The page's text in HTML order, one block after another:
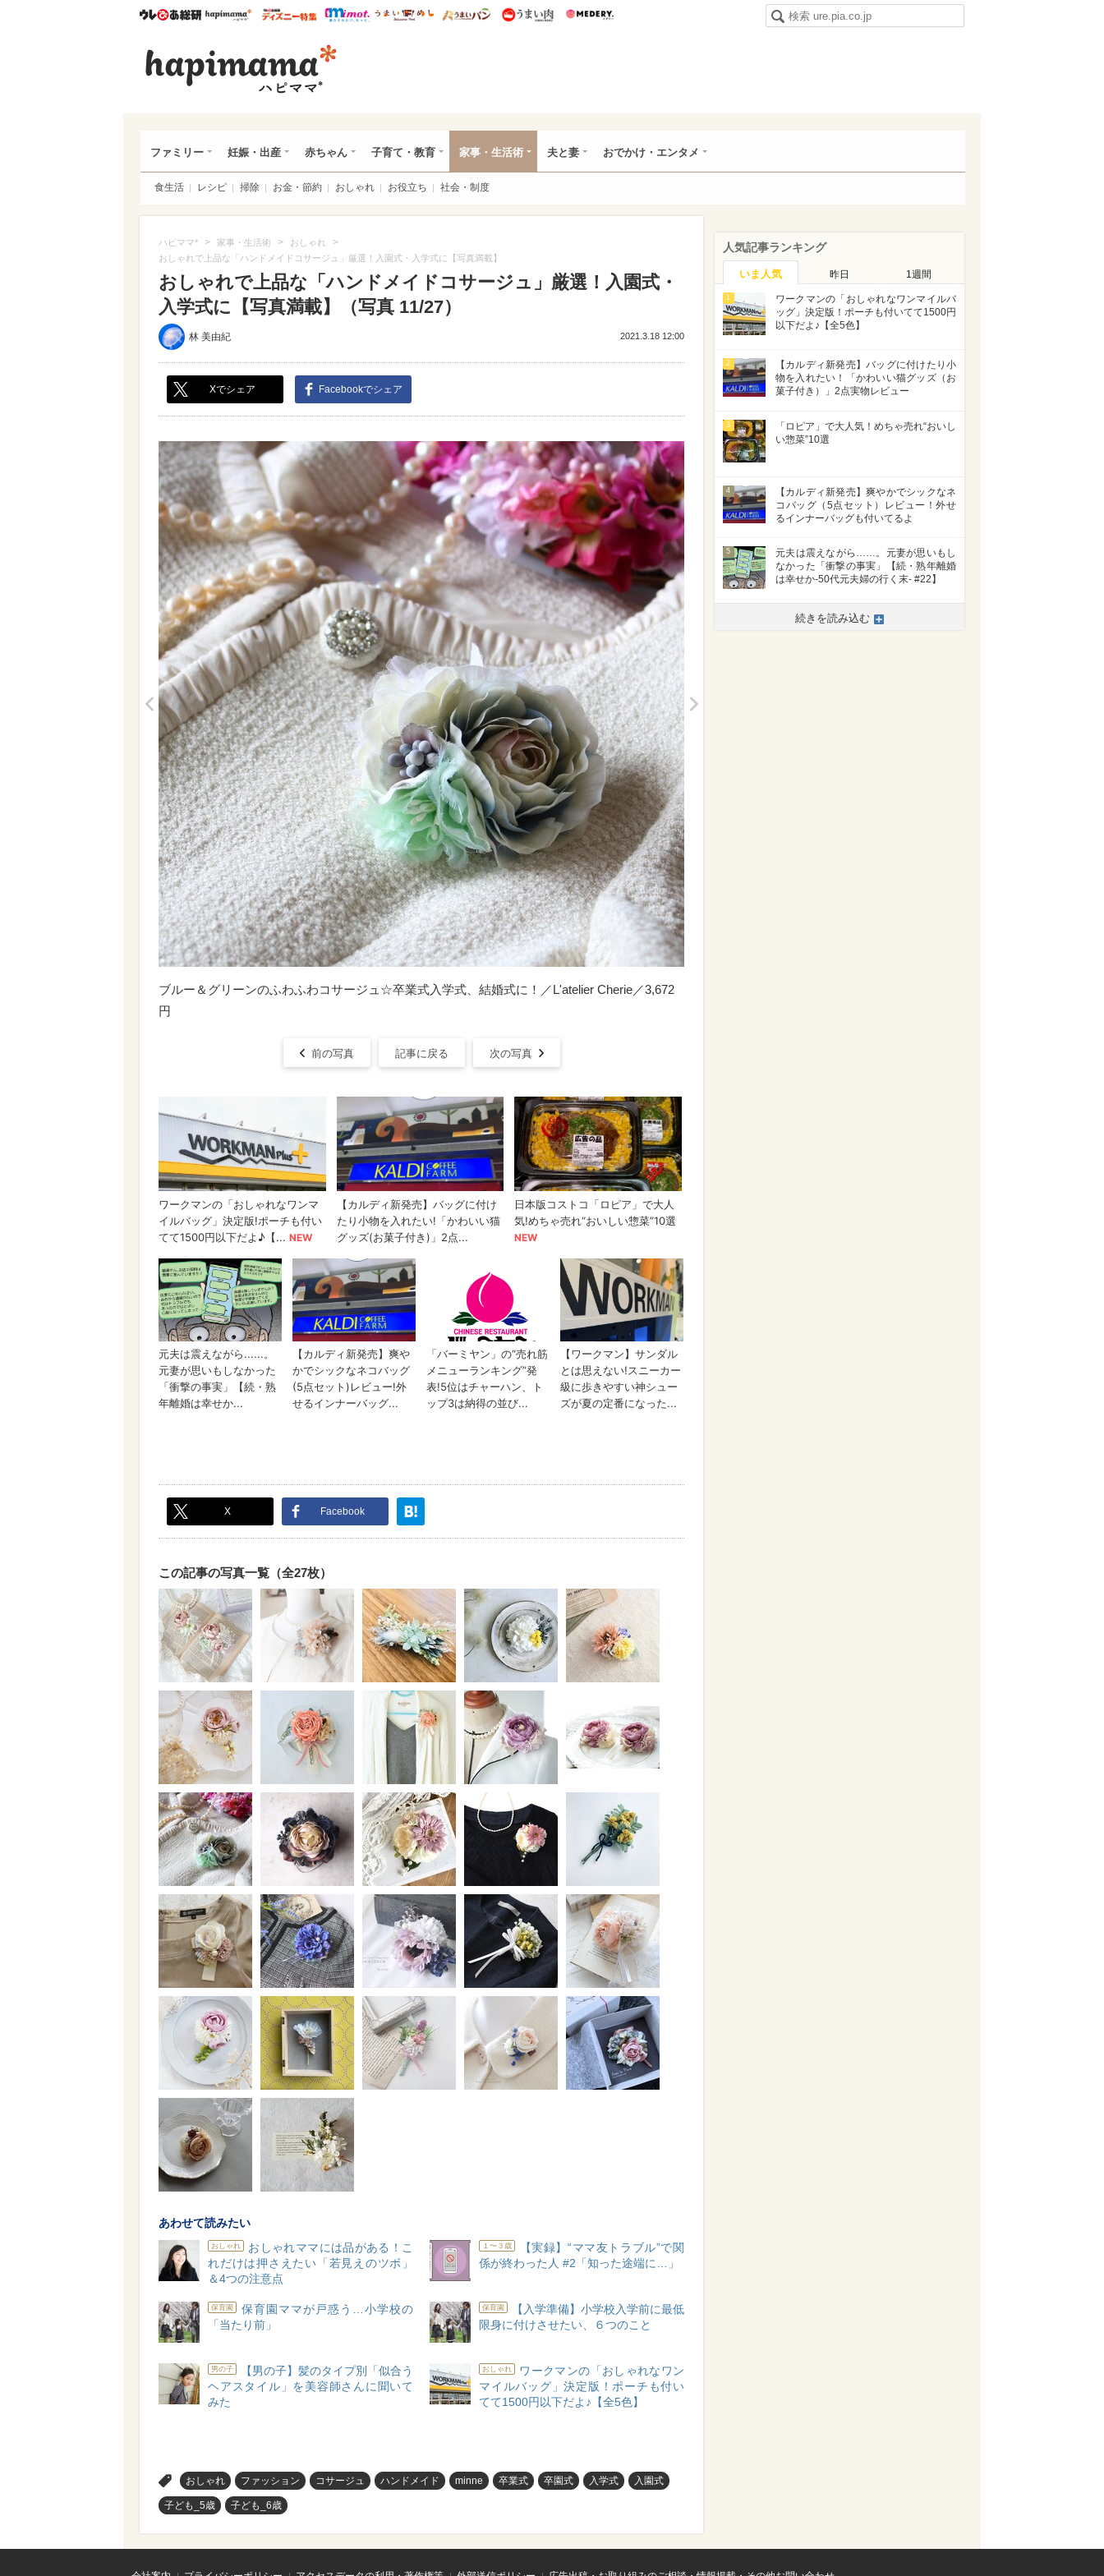
ウレぴあ総研ハピママ* ウレぴあ総研 ディズニー特集
mimot. うまいめし うまいパン うまい肉
ファミリー 妊娠・出産 赤ちゃん 子育て・教育 家事・生活術 夫と妻 おでかけ・エンタメ
食生活 レシピ 掃除 お金・節約 おしゃれ お役立ち 社会・制度
ハピママ* > 家事・生活術 > おしゃれ >
おしゃれで上品な「ハンドメイドコサージュ」厳選！入園式・入学式に【写真満載】
おしゃれで上品な「ハンドメイドコサージュ」厳選！入園式・
入学式に【写真満載】（写真 11/27）
林 美由紀 2021.3.18 12:00
Xでシェア Facebookでシェア
ブルー＆グリーンのふわふわコサージュ☆卒業式入学式、結婚式に！／L'atelier Cherie／3,672
円
前の写真 記事に戻る 次の写真
X Facebook
この記事の写真一覧（全27枚）
あわせて読みたい
おしゃれ
おしゃれママには品がある！こ
れだけは押さえたい「若見えのツボ」
＆4つの注意点
１〜３歳
【実録】“ママ友トラブル”で関
係が終わった人 #2「知った途端に…」
保育園
保育園ママが戸惑う…小学校の
「当たり前」
保育園
【入学準備】小学校入学前に最低
限身に付けさせたい、６つのこと
男の子
【男の子】髪のタイプ別「似合う
ヘアスタイル」を美容師さんに聞いて
みた
おしゃれ
ワークマンの「おしゃれなワン
マイルバッグ」決定版！ポーチも付い
てて1500円以下だよ♪【全5色】
おしゃれ ファッション コサージュ ハンドメイド minne 卒業式 卒園式 入学式 入園式
子ども_5歳 子ども_6歳
人気記事ランキング
いま人気 昨日 1週間
1
ワークマンの「おしゃれなワンマイルバ
ッグ」決定版！ポーチも付いてて1500円
以下だよ♪【全5色】
2
【カルディ新発売】バッグに付けたり小
物を入れたい！「かわいい猫グッズ（お
菓子付き）」2点実物レビュー
3
「ロピア」で大人気！めちゃ売れ“おいし
い惣菜”10選
4
【カルディ新発売】爽やかでシックなネ
コバッグ（5点セット）レビュー！外せ
るインナーバッグも付いてるよ
5
元夫は震えながら……。元妻が思いもし
なかった「衝撃の事実」【続・熟年離婚
は幸せか-50代元夫婦の行く末- #22】
続きを読み込む